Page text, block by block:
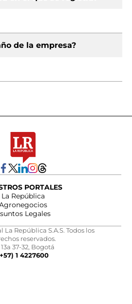
de la empresa?
PORTALES
La República
Legales
República S.A.S. Todos los
reservados.
13a 37-32, Bogotá
1 4227600